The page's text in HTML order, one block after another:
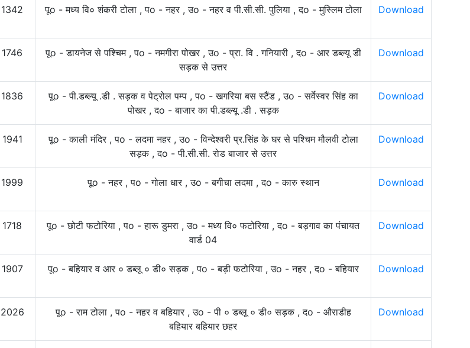
1342 पूo - मध्य वि० शंकरी टोला , पo - नहर , उo - नहर व पी.सी.सी. पुलिया , दo - मुस्लिम टोला Download
1746
पूo - डायनेज से पश्चिम , पo - नमगीरा पोखर , उo - प्रा. वि . गनियारी , दo - आर डब्ल्यू डी
सड़क से उत्तर
Download
1836
पूo - पी.डब्ल्यू .डी . सड़क व पेट्रोल पम्प , पo - खगरिया बस स्टैंड , उo - सर्वेस्वर सिंह का
पोखर , दo - बाजार का पी.डब्ल्यू .डी . सड़क
Download
1941
पूo - काली मंदिर , पo - लदमा नहर , उo - विन्देश्वरी प्र.सिंह के घर से पश्चिम मौलवी टोला
सड़क , दo - पी.सी.सी. रोड बाजार से उत्तर
Download
1999 पूo - नहर , पo - गोला धार , उo - बगीचा लदमा , दo - कारु स्थान Download
1718
पूo - छोटी फटोरिया , पo - हारू डुमरा , उo - मध्य वि० फटोरिया , दo - बड़गाव का पंचायत
वार्ड 04
Download
1907 पूo - बहियार व आर ० डब्लू ० डी० सड़क , पo - बड़ी फटोरिया , उo - नहर , दo - बहियार Download
2026
पूo - राम टोला , पo - नहर व बहियार , उo - पी ० डब्लू ० डी० सड़क , दo - औराडीह
बहियार बहियार छहर
Download